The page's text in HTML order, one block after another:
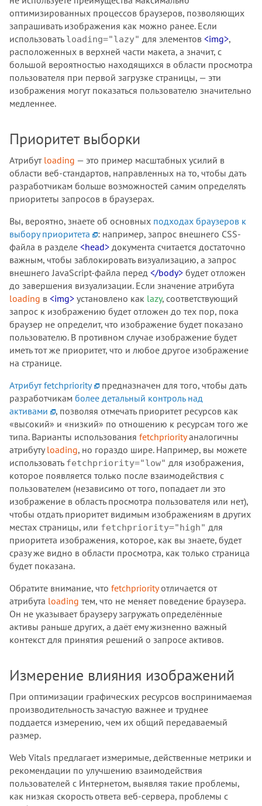
оптимизированных процессов браузеров, позволяющих
запрашивать изображения как можно ранее. Если
использовать loading="lazy" для элементов <img>,
расположенных в верхней части макета, а значит, с
большой вероятностью находящихся в области просмотра
пользователя при первой загрузке страницы, — эти
изображения могут показаться пользователю значительно
медленнее.
Приоритет выборки
Атрибут loading — это пример масштабных усилий в
области веб-стандартов, направленных на то, чтобы дать
разработчикам больше возможностей самим определять
приоритеты запросов в браузерах.
Вы, вероятно, знаете об основных подходах браузеров к
выбору приоритета
: например, запрос внешнего CSS-
файла в разделе <head> документа считается достаточно
важным, чтобы заблокировать визуализацию, а запрос
внешнего JavaScript-файла перед </body> будет отложен
до завершения визуализации. Если значение атрибута
loading в <img> установлено как lazy, соответствующий
запрос к изображению будет отложен до тех пор, пока
браузер не определит, что изображение будет показано
пользователю. В противном случае изображение будет
иметь тот же приоритет, что и любое другое изображение
на странице.
Атрибут fetchpriority
предназначен для того, чтобы дать
разработчикам более детальный контроль над
активами
, позволяя отмечать приоритет ресурсов как
«высокий» и «низкий» по отношению к ресурсам того же
типа. Варианты использования fetchpriorityаналогичны
атрибутуloading, но гораздо шире. Например, вы можете
использовать fetchpriority="low" для изображения,
которое появляется только после взаимодействия с
пользователем (независимо от того, попадает ли это
изображение в область просмотра пользователя или нет),
чтобы отдать приоритет видимым изображениям в других
местах страницы, или fetchpriority="high" для
приоритета изображения, которое, как вы знаете, будет
сразу же видно в области просмотра, как только страница
будет показана.
Обратите внимание, что fetchpriorityотличается от
атрибута loading тем, что не меняет поведение браузера.
Он не указывает браузеру загружать определённые
активы раньше других, а даёт ему жизненно важный
контекст для принятия решений о запросе активов.
Измерение влияния изображений
При оптимизации графических ресурсов воспринимаемая
производительность зачастую важнее и труднее
поддается измерению, чем их общий передаваемый
размер.
Web Vitals предлагает измеримые, действенные метрики и
рекомендации по улучшению взаимодействия
пользователей с Интернетом, выявляя такие проблемы,
как низкая скорость ответа веб-сервера, проблемы с